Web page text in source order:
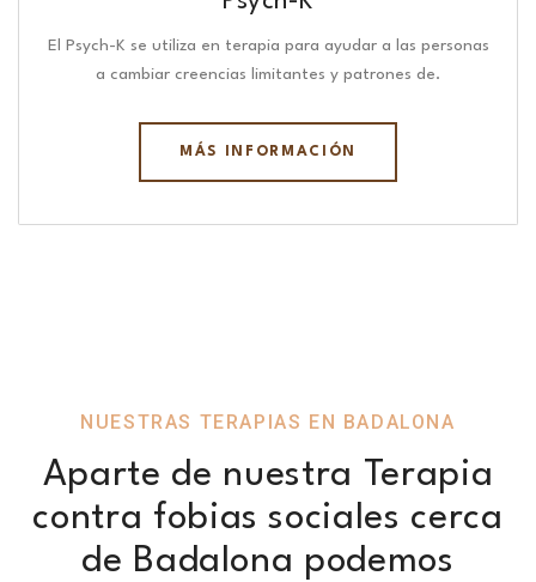
El Psych-K se utiliza en terapia para ayudar a las personas
a cambiar creencias limitantes y patrones de.
MÁS INFORMACIÓN
NUESTRAS TERAPIAS EN BADALONA
Aparte de nuestra Terapia
contra fobias sociales cerca
de Badalona podemos